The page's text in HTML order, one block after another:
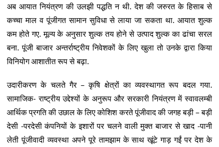
अब आयात नियंत्रण की उलझी पद्धति न थी. देश की जरुरत के हिसाब से
कच्चा माल व पूंजीगत सामान सुविधा से लाया जा सकता था. आयात शुल्क
कम होते गए. मूल्य के अनुसार शुल्क तय होने से उत्पाद शुल्क का ढांचा सरल
बना. पूंजी बाजार अन्तर्राष्ट्रीय निवेशकों के लिए खुला तो उनके द्वारा किया
विनियोग आशातीत रूप से बढ़ा.
उदारीकरण के चलते गैर – कृषि क्षेत्रों का व्यवस्थागत रूप बदल गया.
सामाजिक- राष्ट्रीय उद्देश्यों के अनुरूप और सरकारी नियंत्रण में स्वावलम्बी
आर्थिक प्रगति की उछाल के लिए कोशिश करते पूंजीवाद की जगह बड़ी – बड़ी
देसी -परदेसी कंपनियों के इशारों पर चलने वाली मुक्त बाजार से खाद -पानी
लेती पूंजीवादी व्यवस्था अपने पूरे तामझाम के साथ खूंटे गाड़ गईं पर देश के